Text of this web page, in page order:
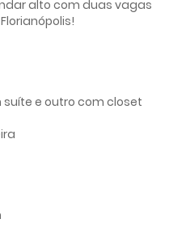
alto com duas vagas
e outro com closet